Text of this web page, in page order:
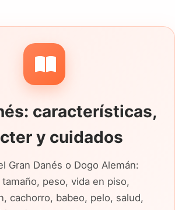
características,
y cuidados
Gran Danés o Dogo Alemán:
tamaño, peso, vida en piso,
cachorro, babeo, pelo, salud,